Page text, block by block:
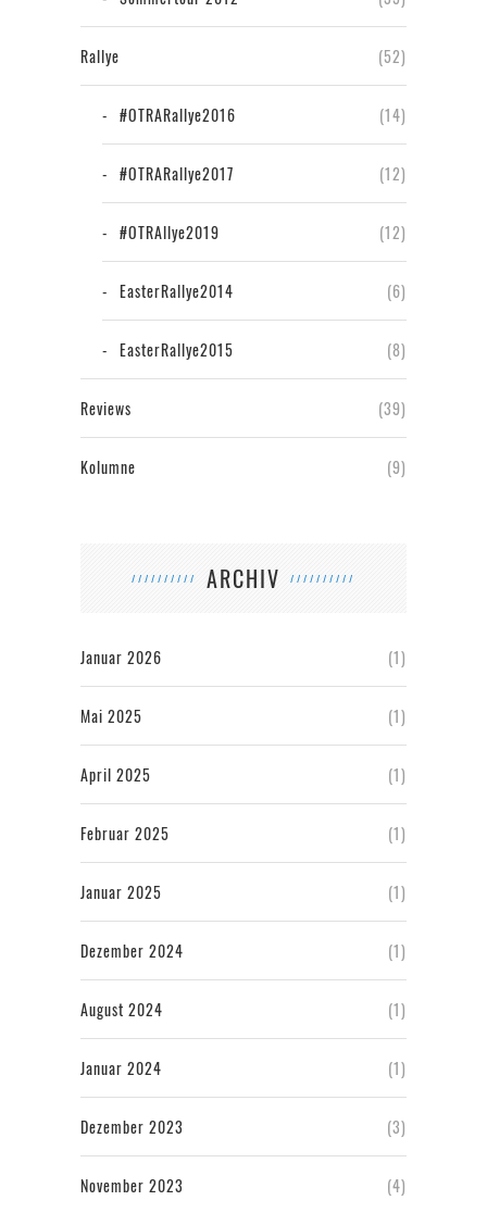
Rallye (52)
#OTRARallye2016 (14)
#OTRARallye2017 (12)
#OTRAllye2019 (12)
EasterRallye2014 (6)
EasterRallye2015 (8)
Reviews (39)
Kolumne (9)
ARCHIV
Januar 2026 (1)
Mai 2025 (1)
April 2025 (1)
Februar 2025 (1)
Januar 2025 (1)
Dezember 2024 (1)
August 2024 (1)
Januar 2024 (1)
Dezember 2023 (3)
November 2023 (4)